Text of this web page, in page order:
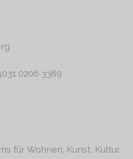
0206 3389
für Wohnen, Kunst, Kultur,